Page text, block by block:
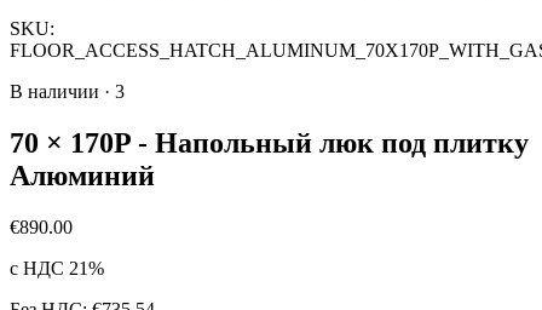
SKU:
В наличии · 3
70 × 170P - Напольный люк под плитку
Алюминий
€890.00
с НДС 21%